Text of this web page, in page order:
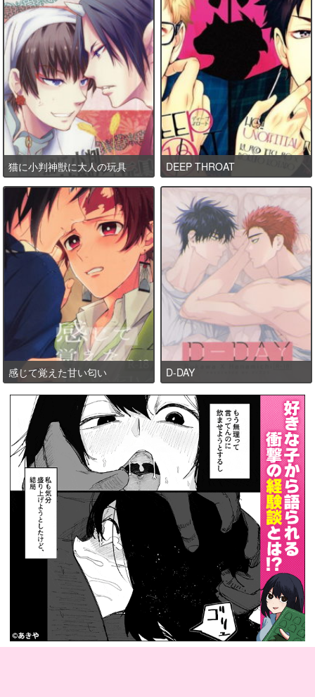
猫に小判神獣に大人の玩具 DEEP THROAT
感じて覚えた甘い匂い D-DAY